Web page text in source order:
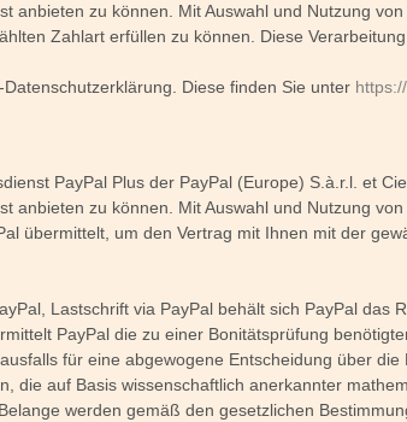
anbieten zu können. Mit Auswahl und Nutzung
Zahlart erfüllen zu können. Diese
Diese finden Sie unter
PayPal Plus der PayPal (Europe) S.à.r.l. et
anbieten zu können. Mit Auswahl und Nutzung
übermittelt, um den Vertrag mit Ihnen mit der
Lastschrift via PayPal behält sich PayPal
PayPal die zu einer Bonitätsprüfung
für eine abgewogene Entscheidung über
die auf Basis wissenschaftlich anerkannter
werden gemäß den gesetzlichen